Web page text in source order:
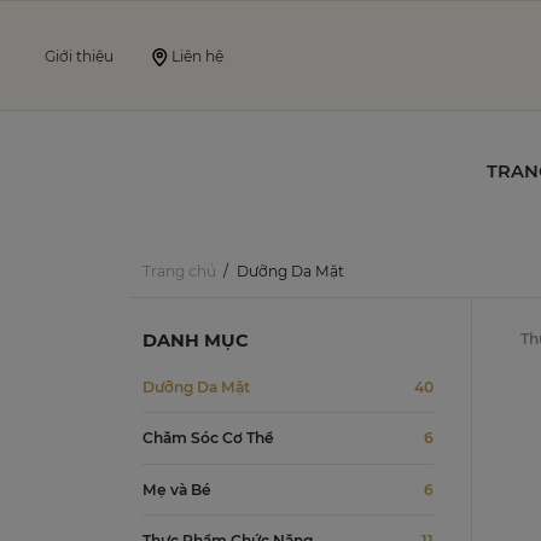
Giới thiệu Liên hệ
Trang chủ Dưỡng Da Mặt
DANH MỤC
Dưỡng Da Mặt 40
Chăm Sóc Cơ Thể 6
Mẹ và Bé 6